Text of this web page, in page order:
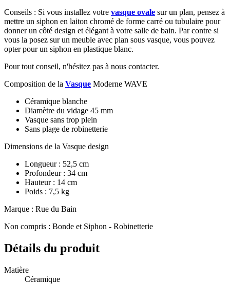
Conseils : Si vous installez votre vasque ovale sur un plan, pensez à
mettre un siphon en laiton chromé de forme carré ou tubulaire pour
donner un côté design et élégant à votre salle de bain. Par contre si
vous la posez sur un meuble avec plan sous vasque, vous pouvez
opter pour un siphon en plastique blanc.
Pour tout conseil, n'hésitez pas à nous contacter.
Composition de la Vasque Moderne WAVE
Céramique blanche
Diamètre du vidage 45 mm
Vasque sans trop plein
Sans plage de robinetterie
Dimensions de la Vasque design
Longueur : 52,5 cm
Profondeur : 34 cm
Hauteur : 14 cm
Poids : 7,5 kg
Marque : Rue du Bain
Non compris : Bonde et Siphon - Robinetterie
Détails du produit
Matière
Céramique